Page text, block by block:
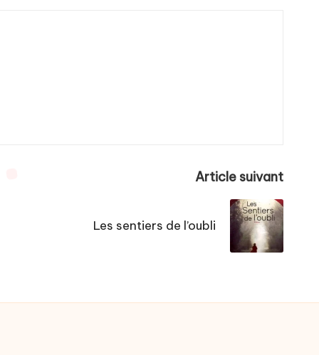
Article suivant
Les sentiers de l’oubli